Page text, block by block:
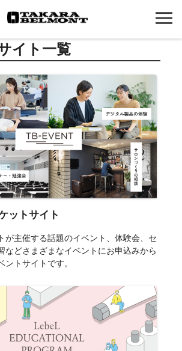
イト一覧
ットサイト
が主催する話題のイベント、体験会、セ
などさまざまなイベントにお申込みから
ントサイトです。